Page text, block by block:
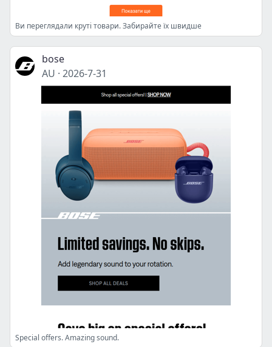
Ви переглядали круті товари. Забирайте їх швидше
bose
AU · 2026-7-31
Special offers. Amazing sound.